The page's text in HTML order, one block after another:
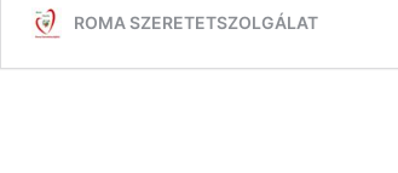
ROMA SZERETETSZOLGÁLAT